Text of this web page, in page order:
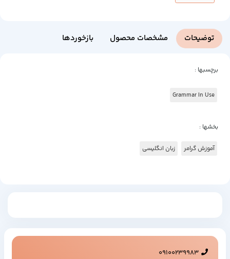
توضیحات مشخصات محصول بازخوردها
برچسبها :
Grammar In Use
بخشها :
آموزش گرامر زبان انگلیسی
09100239983